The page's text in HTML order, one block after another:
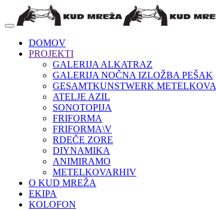
DOMOV
PROJEKTI
GALERIJA ALKATRAZ
GALERIJA NOČNA IZLOŽBA PEŠAK
GESAMTKUNSTWERK METELKOVA
ATELJE AZIL
SONOTOPIJA
FRIFORMA
FRIFORMA\V
RDEČE ZORE
DIYNAMIKA
ANIMIRAMO
METELKOVARHIV
O KUD MREŽA
EKIPA
KOLOFON